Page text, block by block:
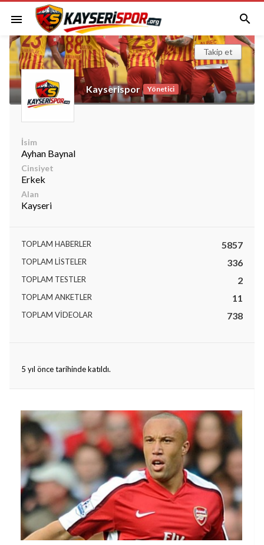
menu 
Kayserispor Yönetici
Takip et
İsim
Ayhan Baynal
Cinsiyet
Erkek
Alan
Kayseri
TOPLAM HABERLER 5857
TOPLAM LISTELER 336
TOPLAM TESTLER 2
TOPLAM ANKETLER 11
TOPLAM VIDEOLAR 738
5 yıl önce tarihinde katıldı.